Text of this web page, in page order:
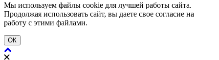
Мы используем файлы cookie для лучшей работы сайта.
Продолжая использовать сайт, вы даете свое согласие на
работу с этими файлами.
ОК